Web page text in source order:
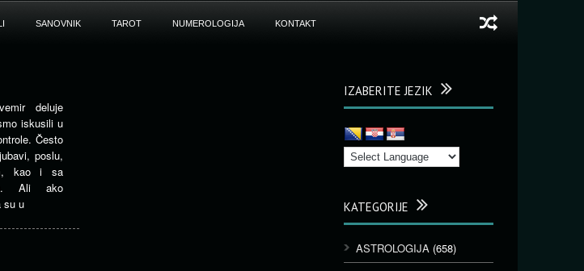
SANOVNIK TAROT NUMEROLOGIJA KONTAKT
deluje
iskusili u
Često
poslu,
kao i sa
Ali ako
su u
IZABERITE JEZIK
KATEGORIJE
ASTROLOGIJA (658)